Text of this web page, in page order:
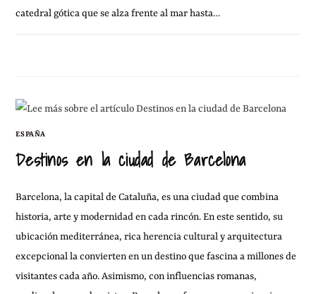
catedral gótica que se alza frente al mar hasta…
ESPAÑA
Destinos en la ciudad de Barcelona
Barcelona, la capital de Cataluña, es una ciudad que combina
historia, arte y modernidad en cada rincón. En este sentido, su
ubicación mediterránea, rica herencia cultural y arquitectura
excepcional la convierten en un destino que fascina a millones de
visitantes cada año. Asimismo, con influencias romanas,